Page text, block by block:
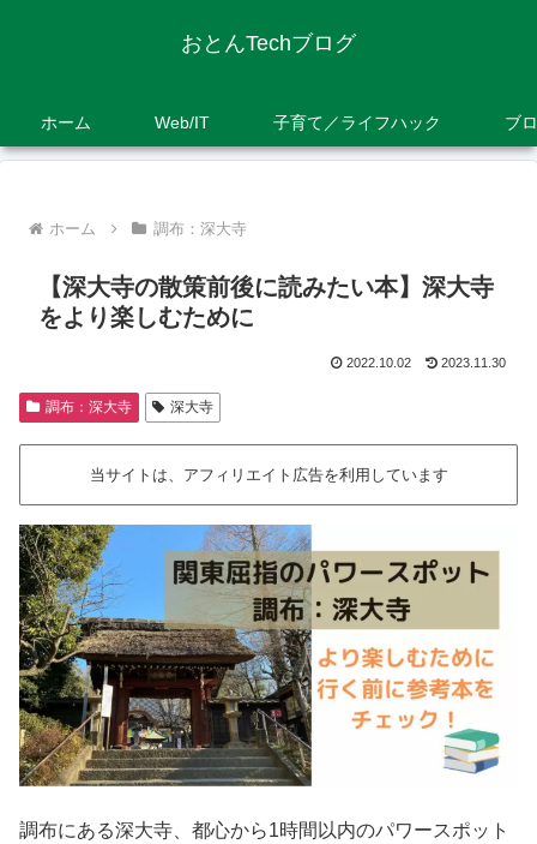
おとんTechブログ
ホーム Web/IT 子育て／ライフハック ブ
ホーム 調布：深大寺
【深大寺の散策前後に読みたい本】深大寺
をより楽しむために
2022.10.02 2023.11.30
調布：深大寺 深大寺
当サイトは、アフィリエイト広告を利用しています
調布にある深大寺、都心から1時間以内のパワースポット